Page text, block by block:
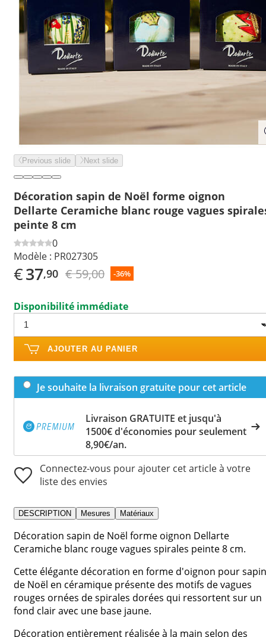
Previous slide Next slide
Décoration sapin de Noël forme oignon
Dellarte Ceramiche blanc rouge vagues
peinte 8 cm
0
Modèle : PR027305
€37,90 € 59,00 -36%
Disponibilité immédiate
AJOUTER AU PANIER
Je souhaite la livraison gratuite pour cet article
Livraison GRATUITE et jusqu'à
1500€ d'économies pour seulement
8,90€/an.
Connectez-vous pour ajouter cet article à votre
liste des envies
DESCRIPTION Mesures Matériaux
Décoration sapin de Noël forme oignon Dellarte
Ceramiche blanc rouge vagues spirales peinte 8 cm.
Cette élégante décoration en forme d'oignon pour sapin
de Noël en céramique présente des motifs de vagues
rouges ornées de spirales dorées qui ressortent sur un
fond clair avec une base jaune.
Décoration entièrement réalisée à la main selon des